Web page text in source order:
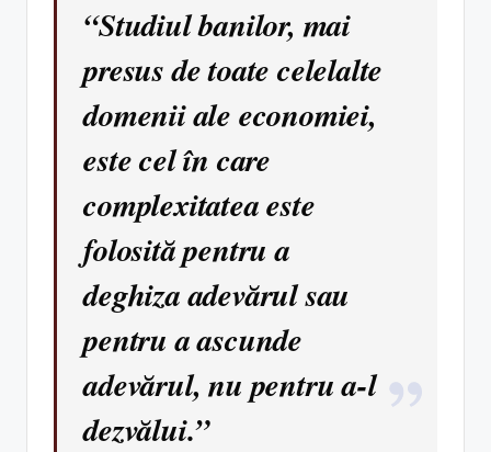
“Studiul banilor, mai
presus de toate celelalte
domenii ale economiei,
este cel în care
complexitatea este
folosită pentru a
deghiza adevărul sau
pentru a ascunde
adevărul, nu pentru a-l
dezvălui.”